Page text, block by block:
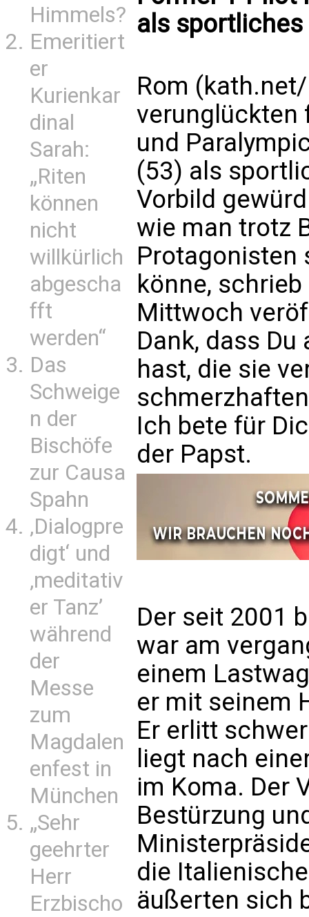
Himmels?
Emeritiert
er
Kurienkar
dinal
Sarah:
„Riten
können
nicht
willkürlich
abgescha
fft
werden“
Das
Schweige
n der
Bischöfe
zur Causa
Spahn
‚Dialogpre
digt‘ und
‚meditativ
er Tanz’
während
der
Messe
zum
Magdalen
enfest in
München
„Sehr
geehrter
Herr
Erzbischo
als
Rom
verunglückten
und
(53) als
Vorbild
wie man trotz
Protagonisten
könne,
Mittwoch
Dank, dass
hast, die sie
Ich bete für
der Papst.
Der seit 2001
war am
einem
er mit seinem
Er erlitt
liegt nach
im Koma. Der
Bestürzung
die
äußerten sich